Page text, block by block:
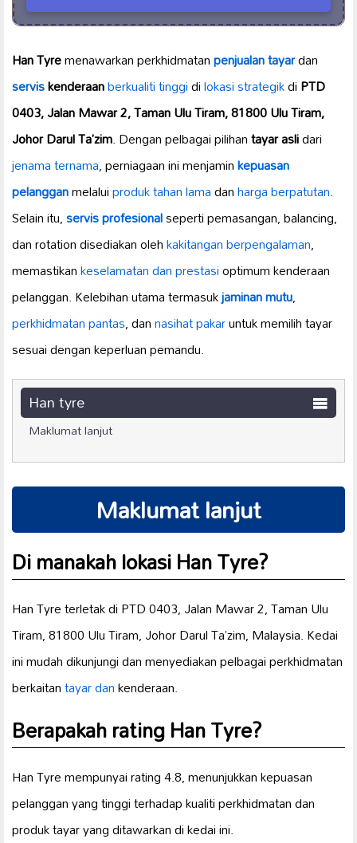
Han Tyremenawarkan perkhidmatanpenjualan tayardan
serviskenderaanberkualiti tinggidilokasi strategikdiPTD
0403, Jalan Mawar 2, Taman Ulu Tiram, 81800 Ulu Tiram,
Johor Darul Ta’zim. Dengan pelbagai pilihantayar aslidari
jenama ternama, perniagaan ini menjaminkepuasan
pelangganmelaluiproduk tahan lamadanharga berpatutan.
Selain itu,servis profesionalseperti pemasangan, balancing,
dan rotation disediakan olehkakitangan berpengalaman,
memastikankeselamatan dan prestasioptimum kenderaan
pelanggan. Kelebihan utama termasukjaminan mutu,
perkhidmatan pantas, dannasihat pakaruntuk memilih tayar
sesuai dengan keperluan pemandu.
Han tyre
Maklumat lanjut
Maklumat lanjut
Di manakah lokasi Han Tyre?
Han Tyre terletak di PTD 0403, Jalan Mawar 2, Taman Ulu
Tiram, 81800 Ulu Tiram, Johor Darul Ta’zim, Malaysia. Kedai
ini mudah dikunjungi dan menyediakan pelbagai perkhidmatan
berkaitantayar dankenderaan.
Berapakah rating Han Tyre?
Han Tyre mempunyai rating 4.8, menunjukkan kepuasan
pelanggan yang tinggi terhadap kualiti perkhidmatan dan
produk tayar yang ditawarkan di kedai ini.